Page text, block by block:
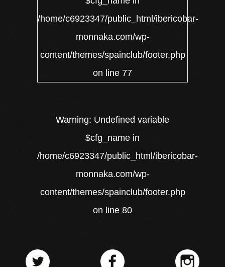
/home/c6923347/public_html/ibericobar-
monnaka.com/wp-
content/themes/spainclub/footer.php
on line 77
Warning: Undefined variable
$cfg_name in
/home/c6923347/public_html/ibericobar-
monnaka.com/wp-
content/themes/spainclub/footer.php
on line 80